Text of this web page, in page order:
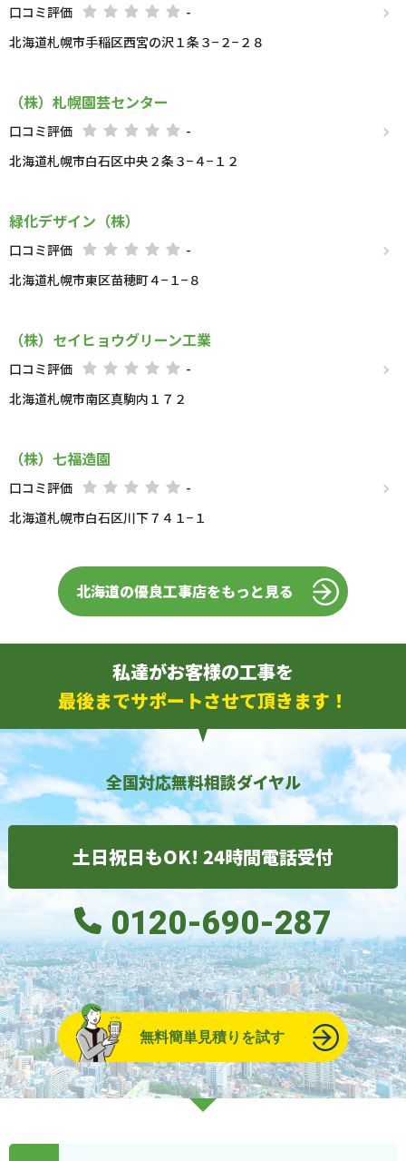
口コミ評価
-
北海道札幌市手稲区西宮の沢１条３−２−２８
（株）札幌園芸センター
口コミ評価
-
北海道札幌市白石区中央２条３−４−１２
緑化デザイン（株）
口コミ評価
-
北海道札幌市東区苗穂町４−１−８
（株）セイヒョウグリーン工業
口コミ評価
-
北海道札幌市南区真駒内１７２
（株）七福造園
口コミ評価
-
北海道札幌市白石区川下７４１−１
北海道の優良工事店をもっと見る
私達がお客様の工事を
最後までサポートさせて頂きます！
全国対応無料相談ダイヤル
土日祝日もOK! 24時間電話受付
0120-690-287
無料簡単見積りを試す